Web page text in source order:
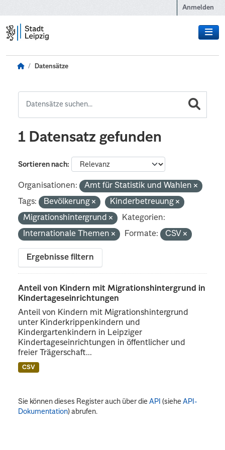
Anmelden
Datensätze
1 Datensatz gefunden
Sortieren nach
Organisationen:
Amt für Statistik und Wahlen
Tags:
Bevölkerung
Kinderbetreuung
Migrationshintergrund
Kategorien:
Internationale Themen
Formate: CSV
Ergebnisse filtern
Anteil von Kindern mit Migrationshintergrund in
Kindertageseinrichtungen
Anteil von Kindern mit Migrationshintergrund
unter Kinderkrippenkindern und
Kindergartenkindern in Leipziger
Kindertageseinrichtungen in öffentlicher und
freier Trägerschaft...
CSV
Sie können dieses Register auch über dieAPI (sieheAPI-
Dokumentation) abrufen.